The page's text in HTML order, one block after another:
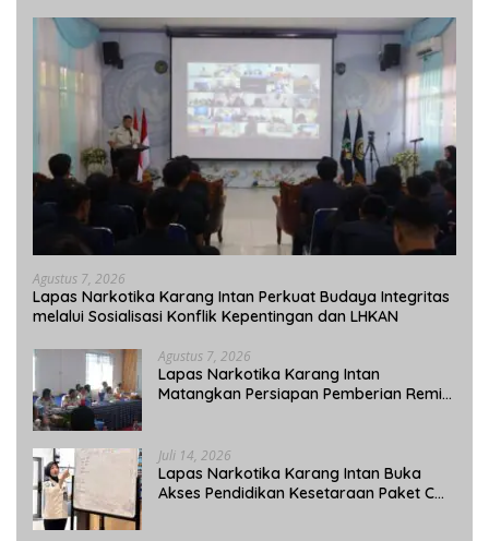
Agustus 7, 2026
Lapas Narkotika Karang Intan Perkuat Budaya Integritas
melalui Sosialisasi Konflik Kepentingan dan LHKAN
Agustus 7, 2026
Lapas Narkotika Karang Intan
Matangkan Persiapan Pemberian Remisi
Juli 14, 2026
Lapas Narkotika Karang Intan Buka
Akses Pendidikan Kesetaraan Paket C